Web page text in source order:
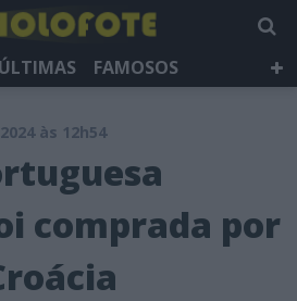
ÚLTIMAS
FAMOSOS
TV
NEWSLETTER
às 12h54
comprada por